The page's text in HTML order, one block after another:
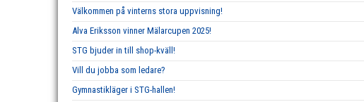
Välkommen på vinterns stora uppvisning!
Alva Eriksson vinner Mälarcupen 2025!
STG bjuder in till shop-kväll!
Vill du jobba som ledare?
Gymnastikläger i STG-hallen!